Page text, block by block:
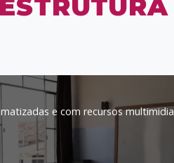
e com recursos multimidia